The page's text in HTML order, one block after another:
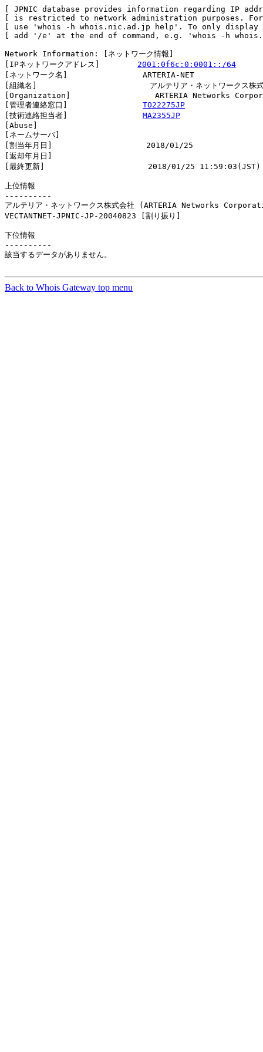
[ JPNIC database provides information regarding IP
[ is restricted to network administration purposes.
[ use 'whois -h whois.nic.ad.jp help'. To only
[ add '/e' at the end of command, e.g. 'whois -h
Network Information: [ネットワーク情報]
[IPネットワークアドレス] 2001:0f6c:0:0001::/64
[ネットワーク名]                ARTERIA-NET
[組織名]                        アルテリア・ネットワークス株式
[Organization]                  ARTERIA Networks
[管理者連絡窓口] TO22275JP
[技術連絡担当者] MA2355JP
[Abuse]
[ネームサーバ]
[割当年月日]                    2018/01/25
[返却年月日]
[最終更新]                      2018/01/25 11:59:03(JST)
上位情報
----------
アルテリア・ネットワークス株式会社 (ARTERIA Networks
VECTANTNET-JPNIC-JP-20040823 [割
下位情報
----------
該当するデータがありません。
Back to Whois Gateway top menu